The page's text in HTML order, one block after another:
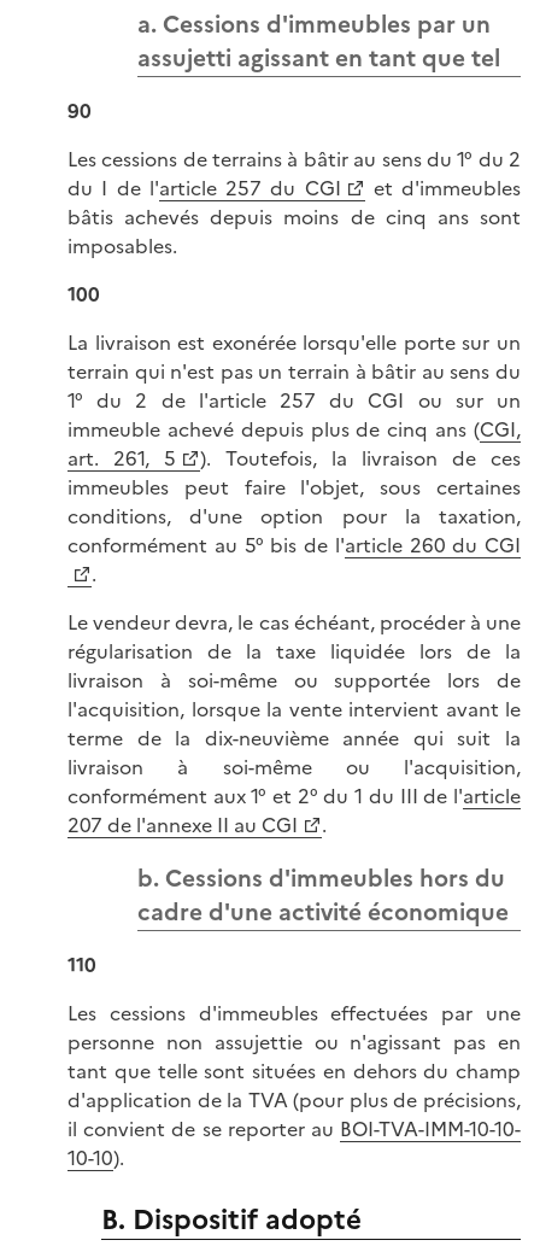
a. Cessions d'immeubles par un
assujetti agissant en tant que tel
90
Les cessions de terrains à bâtir au sens du 1° du 2
du I de l'article 257 du CGI
et d'immeubles
bâtis achevés depuis moins de cinq ans sont
imposables.
100
La livraison est exonérée lorsqu'elle porte sur un
terrain qui n'est pas un terrain à bâtir au sens du
1° du 2 de l'article 257 du CGI ou sur un
immeuble achevé depuis plus de cinq ans (CGI,
art. 261, 5
). Toutefois, la livraison de ces
immeubles peut faire l'objet, sous certaines
conditions, d'une option pour la taxation,
conformément au 5° bis de l'article 260 du CGI
.
Le vendeur devra, le cas échéant, procéder à une
régularisation de la taxe liquidée lors de la
livraison à soi-même ou supportée lors de
l'acquisition, lorsque la vente intervient avant le
terme de la dix-neuvième année qui suit la
livraison à soi-même ou l'acquisition,
conformément aux 1° et 2° du 1 du III de l'article
207 de l'annexe II au CGI
.
b. Cessions d'immeubles hors du
cadre d'une activité économique
110
Les cessions d'immeubles effectuées par une
personne non assujettie ou n'agissant pas en
tant que telle sont situées en dehors du champ
d'application de la TVA (pour plus de précisions,
il convient de se reporter au BOI-TVA-IMM-10-10-
10-10).
B. Dispositif adopté